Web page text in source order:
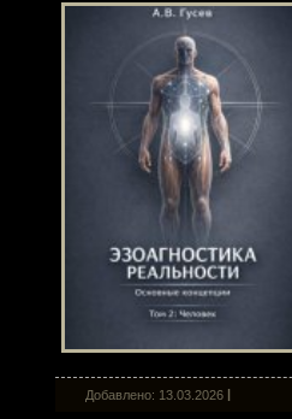
Добавлено: 13.03.2026